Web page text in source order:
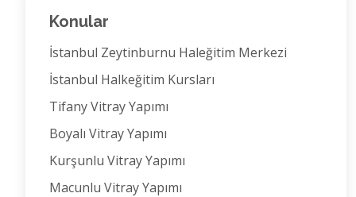
Konular
İstanbul Zeytinburnu Haleğitim Merkezi
İstanbul Halkeğitim Kursları
Tifany Vitray Yapımı
Boyalı Vitray Yapımı
Kurşunlu Vitray Yapımı
Macunlu Vitray Yapımı